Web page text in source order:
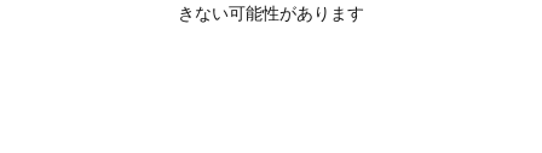
きない可能性があります